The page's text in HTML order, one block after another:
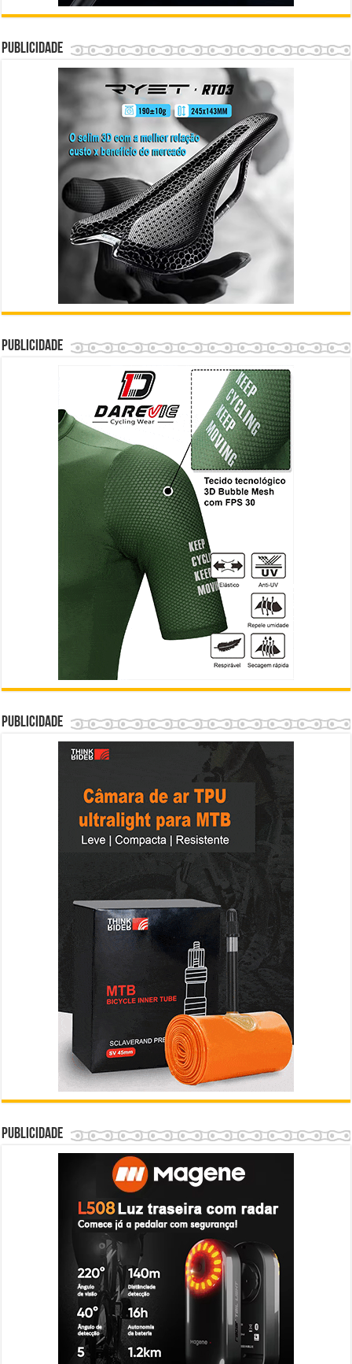
Publicidade
Publicidade
Publicidade
Publicidade